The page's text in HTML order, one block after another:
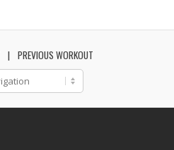
PREVIOUS WORKOUT